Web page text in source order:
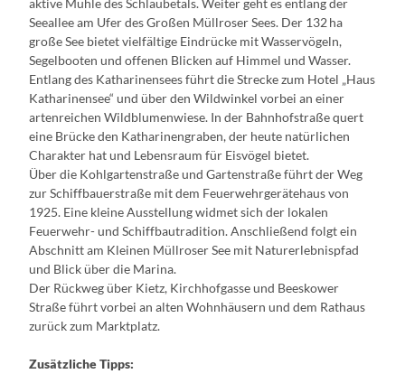
aktive Mühle des Schlaubetals. Weiter geht es entlang der
Seeallee am Ufer des Großen Müllroser Sees. Der 132 ha
große See bietet vielfältige Eindrücke mit Wasservögeln,
Segelbooten und offenen Blicken auf Himmel und Wasser.
Entlang des Katharinensees führt die Strecke zum Hotel „Haus
Katharinensee“ und über den Wildwinkel vorbei an einer
artenreichen Wildblumenwiese. In der Bahnhofstraße quert
eine Brücke den Katharinengraben, der heute natürlichen
Charakter hat und Lebensraum für Eisvögel bietet.
Über die Kohlgartenstraße und Gartenstraße führt der Weg
zur Schiffbauerstraße mit dem Feuerwehrgerätehaus von
1925. Eine kleine Ausstellung widmet sich der lokalen
Feuerwehr- und Schiffbautradition. Anschließend folgt ein
Abschnitt am Kleinen Müllroser See mit Naturerlebnispfad
und Blick über die Marina.
Der Rückweg über Kietz, Kirchhofgasse und Beeskower
Straße führt vorbei an alten Wohnhäusern und dem Rathaus
zurück zum Marktplatz.
Zusätzliche Tipps: